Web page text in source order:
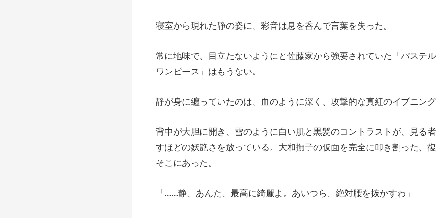
姿に、彩音は息を呑
家から強要されていた「パステ
のように深く、攻撃的な真紅
、見る
すほどの妖艶さを放っている。大和撫
高に綺麗よ。あいつら